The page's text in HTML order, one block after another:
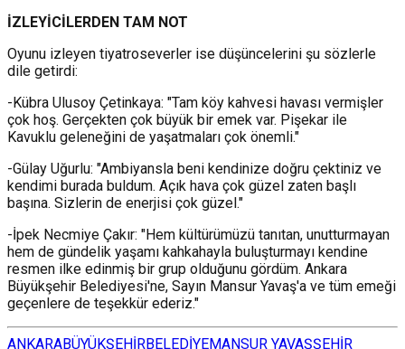
İZLEYİCİLERDEN TAM NOT
Oyunu izleyen tiyatroseverler ise düşüncelerini şu sözlerle
dile getirdi:
-Kübra Ulusoy Çetinkaya: "Tam köy kahvesi havası vermişler
çok hoş. Gerçekten çok büyük bir emek var. Pişekar ile
Kavuklu geleneğini de yaşatmaları çok önemli."
-Gülay Uğurlu: "Ambiyansla beni kendinize doğru çektiniz ve
kendimi burada buldum. Açık hava çok güzel zaten başlı
başına. Sizlerin de enerjisi çok güzel."
-İpek Necmiye Çakır: "Hem kültürümüzü tanıtan, unutturmayan
hem de gündelik yaşamı kahkahayla buluşturmayı kendine
resmen ilke edinmiş bir grup olduğunu gördüm. Ankara
Büyükşehir Belediyesi'ne, Sayın Mansur Yavaş'a ve tüm emeği
geçenlere de teşekkür ederiz."
ANKARABÜYÜKŞEHİRBELEDİYEMANSUR YAVAŞŞEHİR